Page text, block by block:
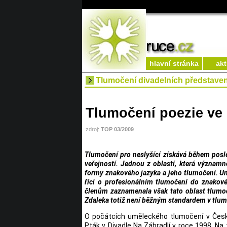
hlavní stránka
Tlumočení divadelních
Tlumočení poezie ve
zdroj: TOP 03/2009
Tlumočení pro neslyšící získává během
veřejností. Jednou z oblastí, která
formy znakového jazyka a jeho tlumočení.
říci o profesionálním tlumočení do
členům zaznamenala však tato oblast
Zdaleka totiž není běžným standardem v
O počátcích uměleckého tlumočení v